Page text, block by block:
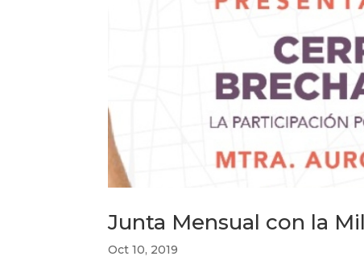
Junta Mensual con la
Oct 10, 2019